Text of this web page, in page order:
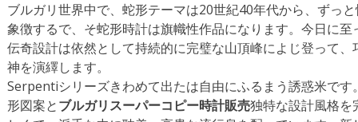
ブルガリ世界中で、蛇形テーマは20世紀40年代から、ずっ
象徴するで、そ蛇形時計は旗幟性作品になります。今日に
伝奇設計は依然として持続的に完璧な山頂峰によじ登って
神を演繹します。
Serpentiシリーズきわめて出たは自由にふるまう誘惑米で
形図案とブルガリスーパーコピー時計販売独特な設計風格を